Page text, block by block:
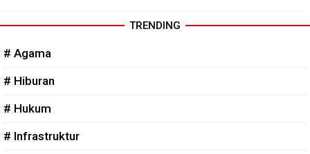
TRENDING
# Agama
# Hiburan
# Hukum
# Infrastruktur